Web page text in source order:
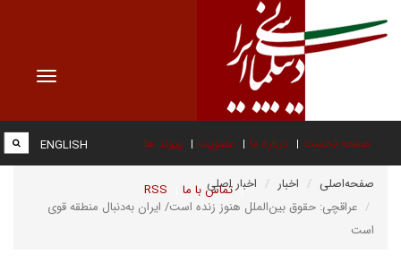
Toggle
صفحه نخست درباره ما عضویت پیوند ها
تماس با ما RSS
ENGLISH
صفحه‌اصلی اخبار
اخبار اصلی
عراقچی: حقوق بین‌الملل هنوز زنده است/ ایران به‌دنبال منطقه قوی
است